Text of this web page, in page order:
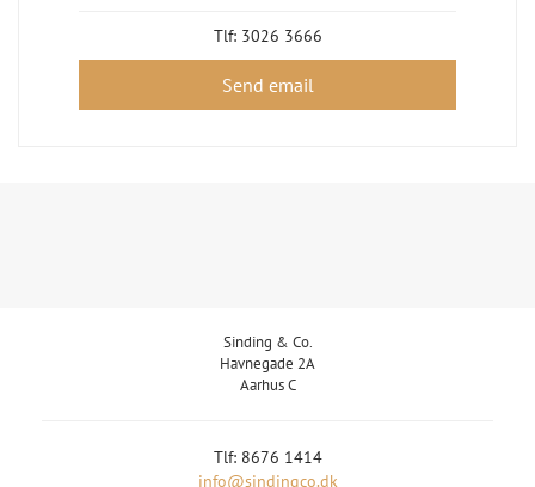
Tlf: 3026 3666
Send email
Sinding & Co.
Havnegade 2A
Aarhus C
Tlf: 8676 1414
info@sindingco.dk